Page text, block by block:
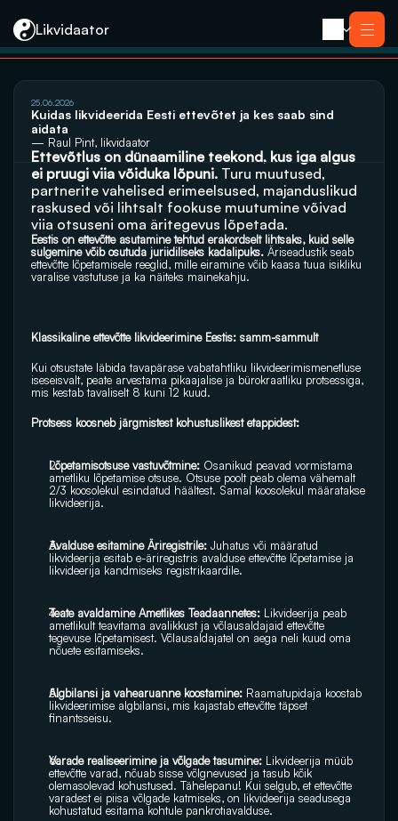
Likvidaator
Ликвидация с продажей
Ликвидация компании
Реорганизация
Банкротство
Закрытие компании e-резидента
Kontakt
25.06.2026
Kuidas likvideerida Eesti ettevõtet ja kes saab sind
aidata
— Raul Pint, likvidaator
Ettevõtlus on dünaamiline teekond, kus iga algus
ei pruugi viia võiduka lõpuni. Turu muutused,
partnerite vahelised erimeelsused, majanduslikud
raskused või lihtsalt fookuse muutumine võivad
viia otsuseni oma äritegevus lõpetada.
Eestis on ettevõtte asutamine tehtud erakordselt lihtsaks, kuid selle
sulgemine võib osutuda juriidiliseks kadalipuks. Äriseadustik seab
ettevõtte lõpetamisele reeglid, mille eiramine võib kaasa tuua isikliku
varalise vastutuse ja ka näiteks mainekahju.
Klassikaline ettevõtte likvideerimine Eestis: samm-sammult
Kui otsustate läbida tavapärase vabatahtliku likvideerimismenetluse
iseseisvalt, peate arvestama pikaajalise ja bürokraatliku protsessiga,
mis kestab tavaliselt 8 kuni 12 kuud.
Protsess koosneb järgmistest kohustuslikest etappidest:
Lõpetamisotsuse vastuvõtmine: Osanikud peavad vormistama
ametliku lõpetamise otsuse. Otsuse poolt peab olema vähemalt
2/3 koosolekul esindatud häältest. Samal koosolekul määratakse
likvideerija.
Avalduse esitamine Äriregistrile: Juhatus või määratud
likvideerija esitab e-äriregistris avalduse ettevõtte lõpetamise ja
likvideerija kandmiseks registrikaardile.
Teate avaldamine Ametlikes Teadaannetes: Likvideerija peab
ametlikult teavitama avalikkust ja võlausaldajaid ettevõtte
tegevuse lõpetamisest. Võlausaldajatel on aega neli kuud oma
nõuete esitamiseks.
Algbilansi ja vahearuanne koostamine: Raamatupidaja koostab
likvideerimise algbilansi, mis kajastab ettevõtte täpset
finantsseisu.
Varade realiseerimine ja võlgade tasumine: Likvideerija müüb
ettevõtte varad, nõuab sisse võlgnevused ja tasub kõik
olemasolevad kohustused. Tähelepanu! Kui selgub, et ettevõtte
varadest ei piisa võlgade katmiseks, on likvideerija seadusega
kohustatud esitama kohtule pankrotiavalduse.